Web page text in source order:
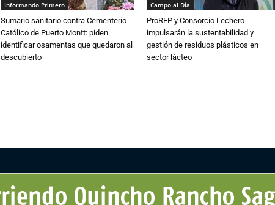
Informando Primero
Sumario sanitario contra Cementerio
Católico de Puerto Montt: piden
identificar osamentas que quedaron al
descubierto
Campo al Día
ProREP y Consorcio Lechero
impulsarán la sustentabilidad y
gestión de residuos plásticos en
sector lácteo